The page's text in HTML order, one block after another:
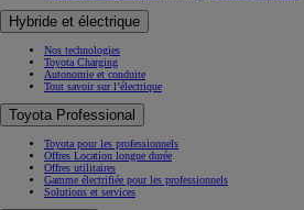
Hybride et électrique
Nos technologies
Toyota Charging
Autonomie et conduite
Tout savoir sur l’électrique
Toyota Professional
Toyota pour les professionnels
Offres Location longue durée
Offres utilitaires
Gamme électrifiée pour les professionnels
Solutions et services